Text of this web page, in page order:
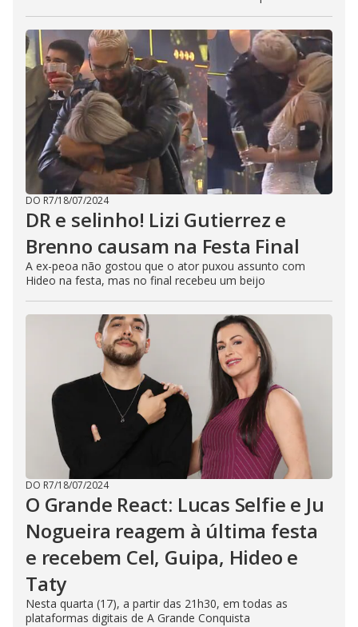
DO R7/18/07/2024
DR e selinho! Lizi Gutierrez e
Brenno causam na Festa Final
A ex-peoa não gostou que o ator puxou assunto com
Hideo na festa, mas no final recebeu um beijo
DO R7/18/07/2024
O Grande React: Lucas Selfie e Ju
Nogueira reagem à última festa
e recebem Cel, Guipa, Hideo e
Taty
Nesta quarta (17), a partir das 21h30, em todas as
plataformas digitais de A Grande Conquista